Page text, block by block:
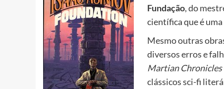
Fundação, do
científica que é uma
Mesmo outras
diversos erros e
Martian Chronicles
clássicos sci-fi